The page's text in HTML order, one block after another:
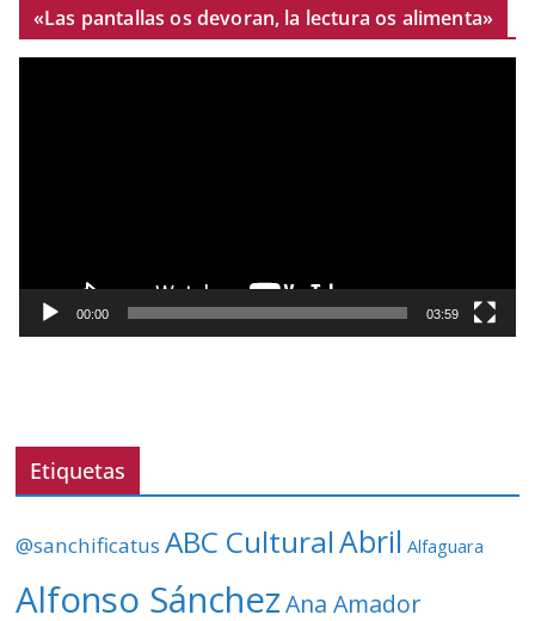
«Las pantallas os devoran, la lectura os alimenta»
o
e
00:00 03:59
Etiquetas
@sanchificatus ABC CulturalAbril Alfaguara
Alfonso Sánchez Ana Amador